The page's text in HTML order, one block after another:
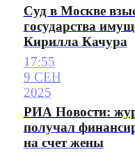
Суд в Москве
государства
Кирилла Качура
17:55
9 СЕН
2025
РИА Новости:
получал
на счет жены